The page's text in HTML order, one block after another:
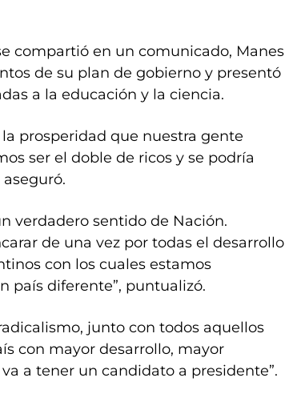
compartió en un comunicado, Manes
de su plan de gobierno y presentó
a la educación y la ciencia.
prosperidad que nuestra gente
ser el doble de ricos y se podría
verdadero sentido de Nación.
de una vez por todas el desarrollo
con los cuales estamos
país diferente”, puntualizó.
junto con todos aquellos
con mayor desarrollo, mayor
a tener un candidato a presidente”.